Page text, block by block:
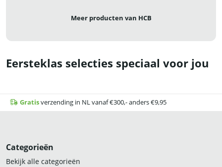
Meer producten van HCB
Eersteklas selecties speciaal voor jou
Gratisverzending in NL vanaf €300,- anders €9,95
Categorieën
Bekijk alle categorieën